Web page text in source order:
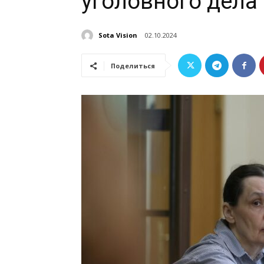
Sota Vision 02.10.2024
Поделиться